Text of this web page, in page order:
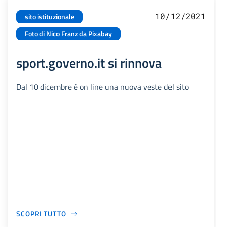
sito istituzionale
Foto di Nico Franz da Pixabay
10/12/2021
sport.governo.it si rinnova
Dal 10 dicembre è on line una nuova veste del sito
SCOPRI TUTTO